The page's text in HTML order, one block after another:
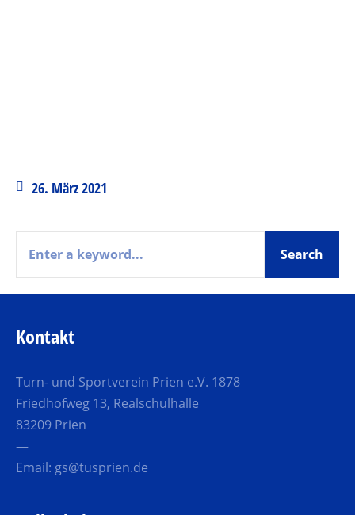
26. März 2021
Kontakt
Turn- und Sportverein Prien e.V. 1878
Friedhofweg 13, Realschulhalle
83209 Prien
—
Email: gs@tusprien.de